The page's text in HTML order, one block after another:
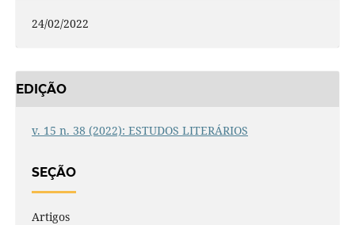
24/02/2022
EDIÇÃO
v. 15 n. 38 (2022): ESTUDOS LITERÁRIOS
SEÇÃO
Artigos